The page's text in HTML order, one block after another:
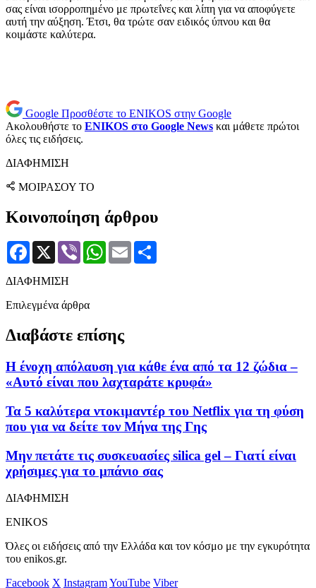
σας είναι ισορροπημένο με πρωτεΐνες και λίπη για να αποφύγετε
αυτή την αύξηση. Έτσι, θα τρώτε σαν ειδικός ύπνου και θα
κοιμάστε καλύτερα.
Google Προσθέστε το ENIKOS στην Google
Ακολουθήστε το ENIKOS στο Google News και μάθετε πρώτοι
όλες τις ειδήσεις.
ΔΙΑΦΗΜΙΣΗ
ΜΟΙΡΑΣΟΥ ΤΟ
Κοινοποίηση άρθρου
Facebook
X Viber WhatsApp
Email
ΔΙΑΦΗΜΙΣΗ
Επιλεγμένα άρθρα
Διαβάστε επίσης
Η ένοχη απόλαυση για κάθε ένα από τα 12 ζώδια –
«Αυτό είναι που λαχταράτε κρυφά»
Τα 5 καλύτερα ντοκιμαντέρ του Netflix για τη φύση
που για να δείτε τον Μήνα της Γης
Μην πετάτε τις συσκευασίες silica gel – Γιατί είναι
χρήσιμες για το μπάνιο σας
ΔΙΑΦΗΜΙΣΗ
ENIKOS
Όλες οι ειδήσεις από την Ελλάδα και τον κόσμο με την εγκυρότητα
του enikos.gr.
Facebook X InstagramYouTube Viber